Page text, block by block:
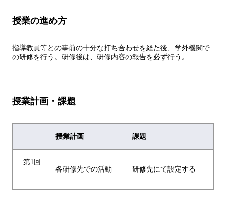
授業の進め方
指導教員等との事前の十分な打ち合わせを経た後、学外機関で
の研修を行う。研修後は、研修内容の報告を必ず行う。
授業計画・課題
授業計画 課題
第1回
各研修先での活動
研修先にて設定する